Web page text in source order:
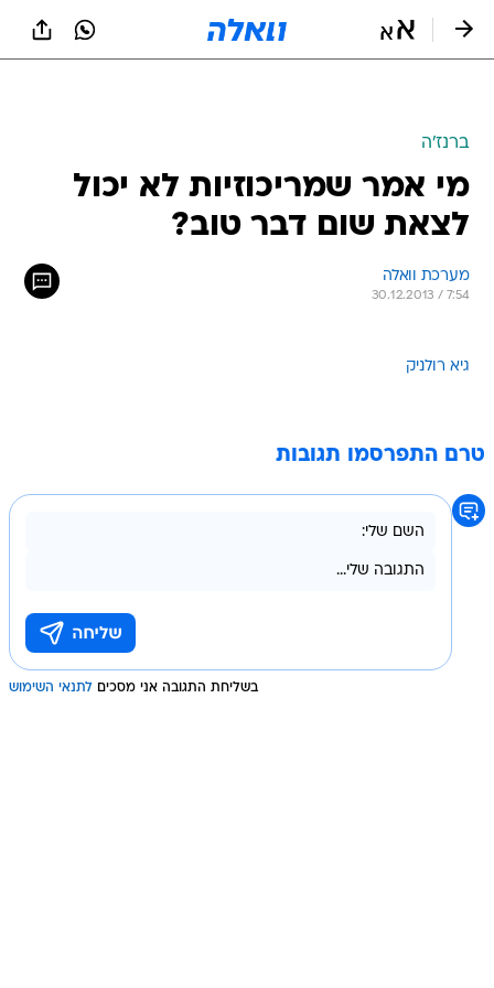
ברנז'ה
מי אמר שמריכוזיות לא יכול
לצאת שום דבר טוב?
מערכת וואלה
30.12.2013 / 7:54
גיא רולניק
טרם התפרסמו תגובות
בשליחת התגובה אני מסכים לתנאי השימוש